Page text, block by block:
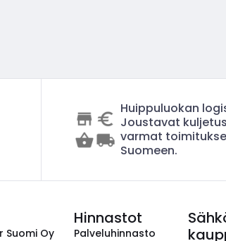
Huippuluokan
Joustavat
varmat
Suomeen.
Suomi Oy
Hinnastot
Palveluhinnasto